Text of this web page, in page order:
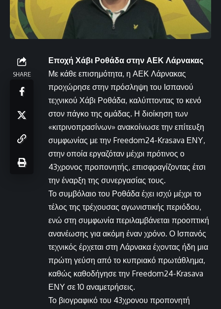
SHARE
Εποχή Χάβι Ροθάδα στην ΑΕΚ Λάρνακας
Με κάθε επισημότητα, η ΑΕΚ Λάρνακας
προχώρησε στην πρόσληψη του Ισπανού
τεχνικού Χάβι Ροθάδα, καλύπτοντας το κενό
στον πάγκο της ομάδας. Η διοίκηση των
«κιτρινοπρασίνων» ανακοίνωσε την επίτευξη
συμφωνίας με την Freedom24-Krasava ΕΝΥ,
στην οποία εργαζόταν μέχρι πρότινος ο
43χρονος προπονητής, επισφραγίζοντας έτσι
την έναρξη της συνεργασίας τους.
Το συμβόλαιο του Ροθάδα έχει ισχύ μέχρι το
τέλος της τρέχουσας αγωνιστικής περιόδου,
ενώ στη συμφωνία περιλαμβάνεται προοπτική
ανανέωσης για ακόμη έναν χρόνο. Ο Ισπανός
τεχνικός έρχεται στη Λάρνακα έχοντας ήδη μια
πρώτη γεύση από το κυπριακό πρωτάθλημα,
καθώς καθοδήγησε την Freedom24-Krasava
ΕΝΥ σε 10 αναμετρήσεις.
Το βιογραφικό του 43χρονου προπονητή